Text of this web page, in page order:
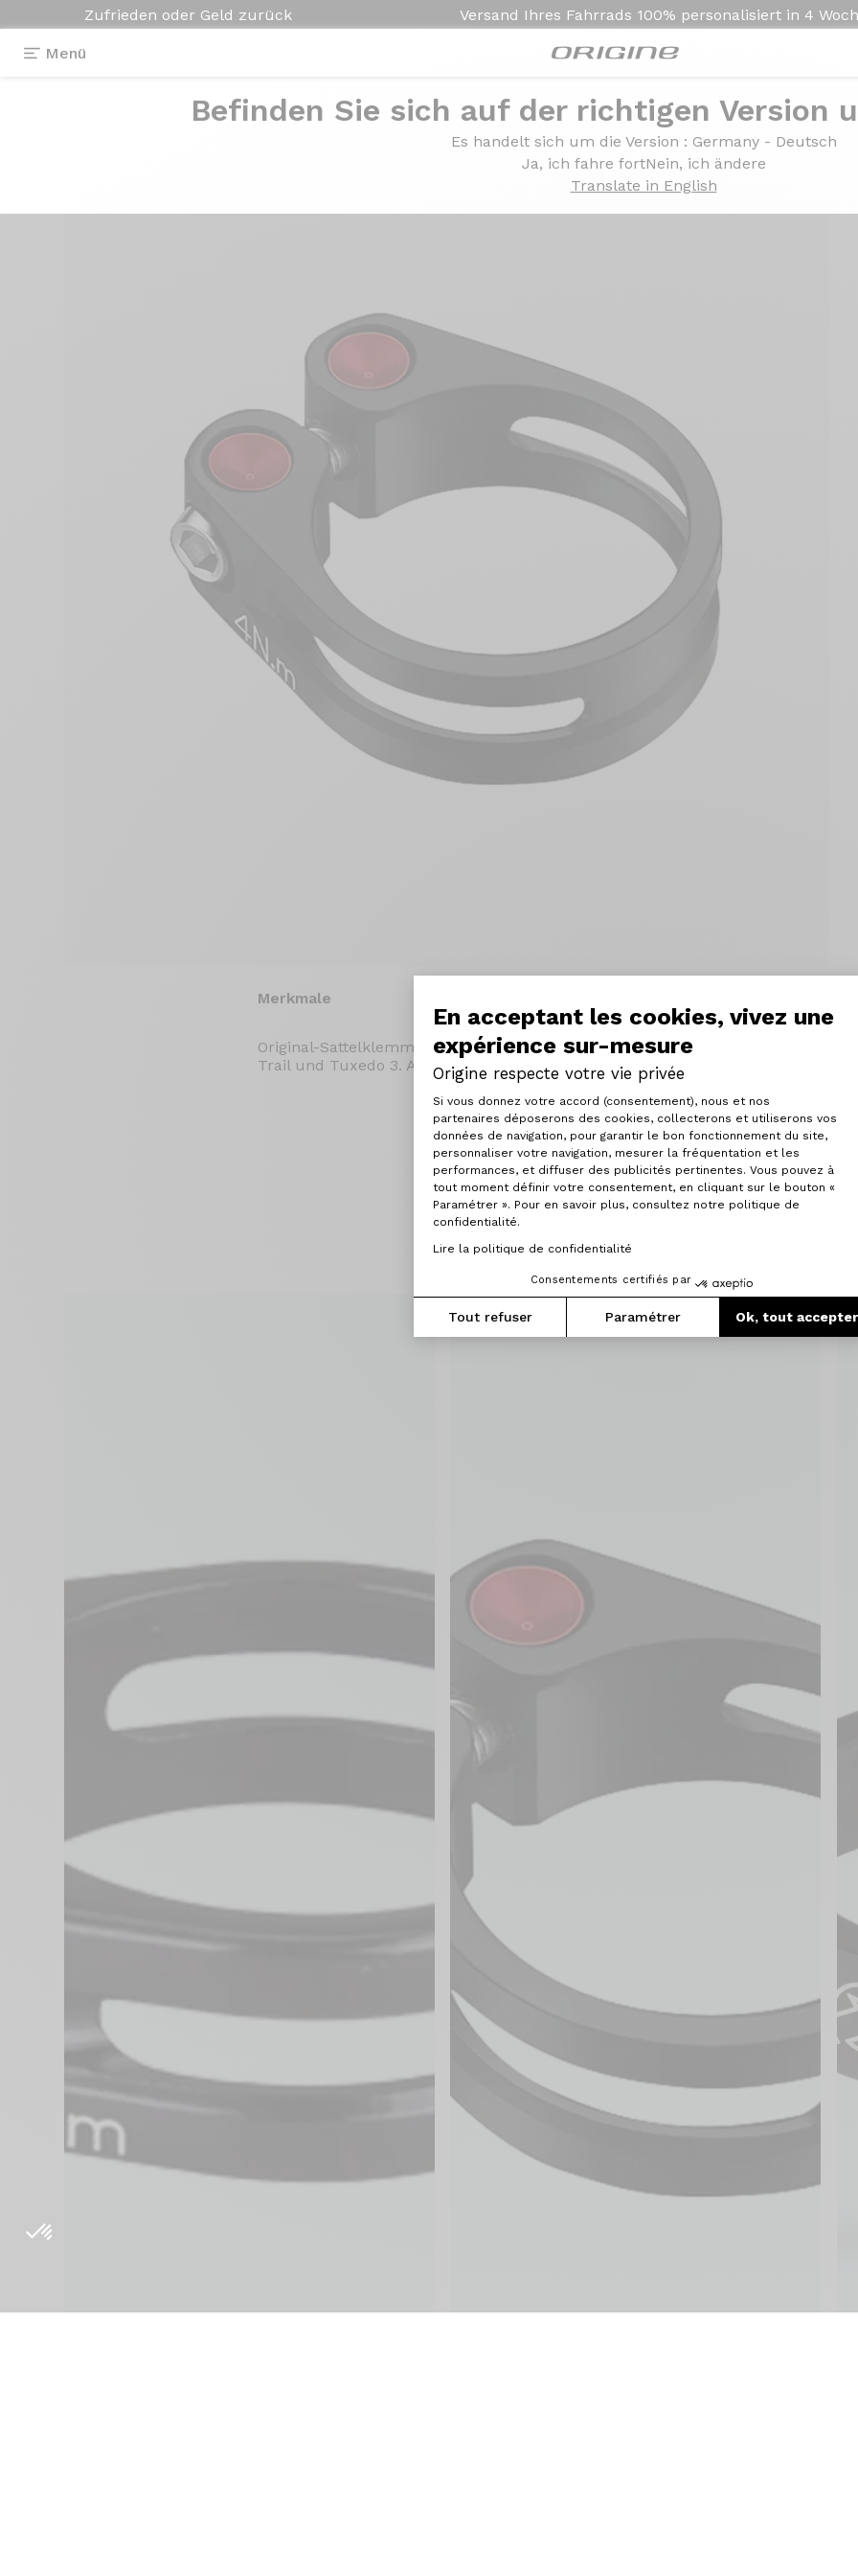
En acceptant les cookies, vivez une
expérience sur-mesure
Origine respecte votre vie privée
Plateforme de Gestion du
Si vous donnez votre accord (consentement), nous et nos
partenaires déposerons des cookies, collecterons et utiliserons vos
données de navigation, pour garantir le bon fonctionnement du site,
personnaliser votre navigation, mesurer la fréquentation et les
performances, et diffuser des publicités pertinentes. Vous pouvez à
tout moment définir votre consentement, en cliquant sur le bouton «
Paramétrer ». Pour en savoir plus, consultez notre politique de
confidentialité.
Lire la politique de confidentialité
Consentements certifiés par
Tout refuser Paramétrer Ok, tout accepter
Axeptio consent
Zufrieden oder Geld zurück Versand Ihres Fahrrads 100% personalisiert in 4
Menü
Befinden Sie sich auf der richtigen Version
Es handelt sich um die Version : Germany - Deutsch
Ja, ich fahre fortNein, ich ändere
Translate in English
Sattelklemme>Sitzklemme (18 g) 31.8
Merkmale
Original-Sattelklemme mit dem Standard 31.8. Kompatibel mit den Rahmen
Trail und Tuxedo 3. Aus Aluminium gefertigt und aus dem Vollen gefräst für ein
Articles similaires